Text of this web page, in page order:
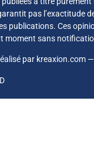
pas l’exactitude
publications. Ces
moment sans
par kreaxion.com —